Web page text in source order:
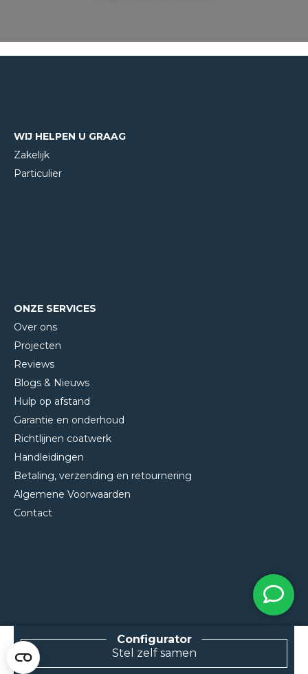
WIJ HELPEN U GRAAG
Zakelijk
Particulier
ONZE SERVICES
Over ons
Projecten
Reviews
Blogs & Nieuws
Hulp op afstand
Garantie en onderhoud
Richtlijnen coatwerk
Handleidingen
Betaling, verzending en retournering
Algemene Voorwaarden
Contact
NEEM CONTACT MET ONS OP
Van Klompenburg Hekwerk B.V.
Stel zelf samen